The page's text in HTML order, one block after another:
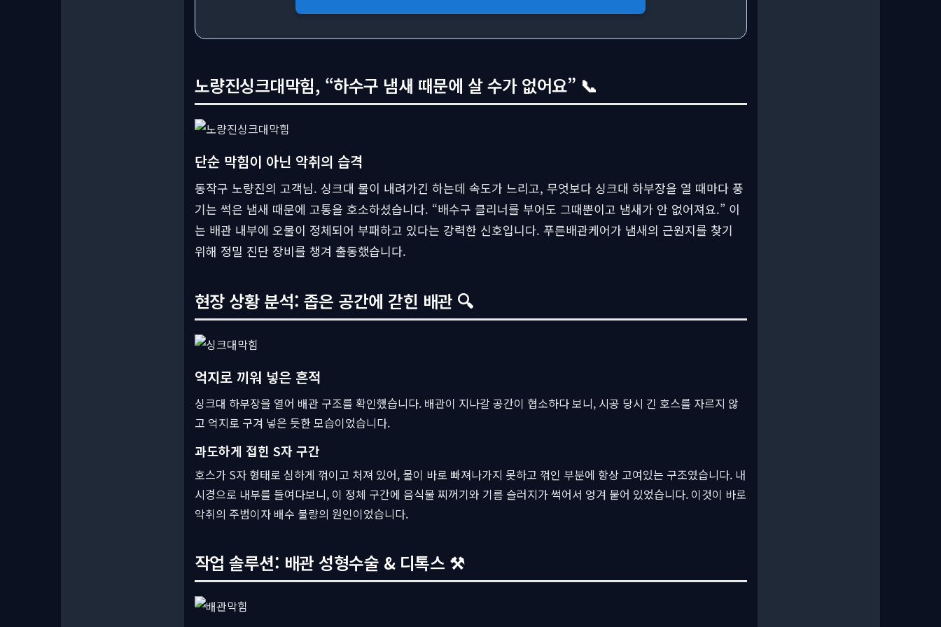
노량진싱크대막힘, “하수구 냄새 때문에 살 수가 없어요” 📞
단순 막힘이 아닌 악취의 습격
동작구 노량진의 고객님. 싱크대 물이 내려가긴 하는데 속도가 느리고, 무엇보다 싱크대 하부장을 열 때마다 풍
기는 썩은 냄새 때문에 고통을 호소하셨습니다. “배수구 클리너를 부어도 그때뿐이고 냄새가 안 없어져요.” 이
는 배관 내부에 오물이 정체되어 부패하고 있다는 강력한 신호입니다. 푸른배관케어가 냄새의 근원지를 찾기
위해 정밀 진단 장비를 챙겨 출동했습니다.
현장 상황 분석: 좁은 공간에 갇힌 배관 🔍
억지로 끼워 넣은 흔적
싱크대 하부장을 열어 배관 구조를 확인했습니다. 배관이 지나갈 공간이 협소하다 보니, 시공 당시 긴 호스를 자르지 않
고 억지로 구겨 넣은 듯한 모습이었습니다.
과도하게 접힌 S자 구간
호스가 S자 형태로 심하게 꺾이고 처져 있어, 물이 바로 빠져나가지 못하고 꺾인 부분에 항상 고여있는 구조였습니다. 내
시경으로 내부를 들여다보니, 이 정체 구간에 음식물 찌꺼기와 기름 슬러지가 썩어서 엉겨 붙어 있었습니다. 이것이 바로
악취의 주범이자 배수 불량의 원인이었습니다.
작업 솔루션: 배관 성형수술 & 디톡스 ⚒